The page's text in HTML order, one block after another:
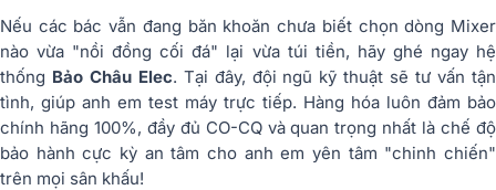
Nếu các bác vẫn đang băn khoăn chưa biết chọn dòng Mixer
nào vừa "nồi đồng cối đá" lại vừa túi tiền, hãy ghé ngay hệ
thống Bảo Châu Elec. Tại đây, đội ngũ kỹ thuật sẽ tư vấn tận
tình, giúp anh em test máy trực tiếp. Hàng hóa luôn đảm bảo
chính hãng 100%, đầy đủ CO-CQ và quan trọng nhất là chế độ
bảo hành cực kỳ an tâm cho anh em yên tâm "chinh chiến"
trên mọi sân khấu!